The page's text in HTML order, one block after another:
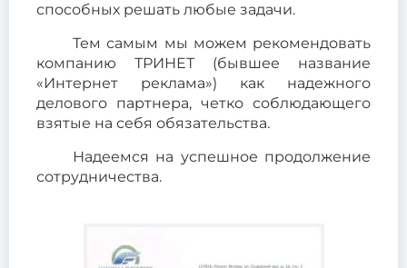
способных решать любые задачи.
Тем самым мы можем рекомендовать
компанию ТРИНЕТ (бывшее название
«Интернет реклама») как надежного
делового партнера, четко соблюдающего
взятые на себя обязательства.
Надеемся на успешное продолжение
сотрудничества.